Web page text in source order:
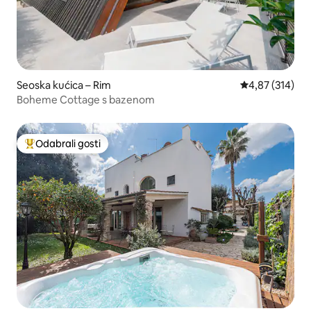
Seoska kućica – Rim Prosječna
4,87 (314)
Boheme Cottage s bazenom
Među najviše rangiranima s oznakom „Odabrali gosti”
Odabrali gosti